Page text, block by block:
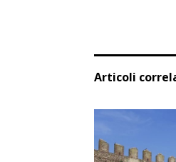
Articoli